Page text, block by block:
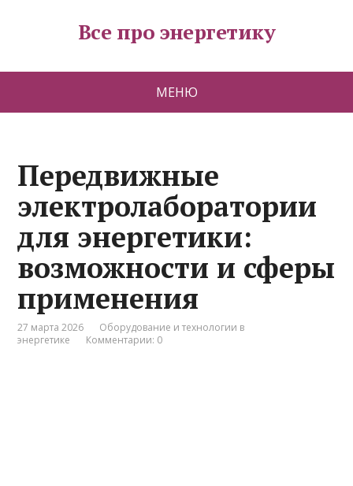
Все про энергетику
МЕНЮ
Передвижные
электролаборатории
для энергетики:
возможности и сферы
применения
27 марта 2026
Оборудование и технологии в
энергетике
Комментарии: 0